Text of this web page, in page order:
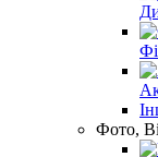
Фото,